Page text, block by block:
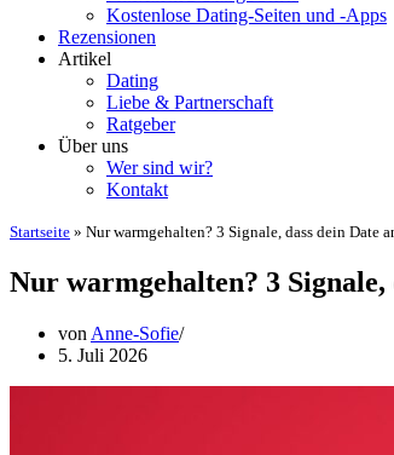
Kostenlose Dating-Seiten und -Apps
Rezensionen
Artikel
Dating
Liebe & Partnerschaft
Ratgeber
Über uns
Wer sind wir?
Kontakt
Startseite » Nur warmgehalten? 3 Signale, dass dein Date
Nur warmgehalten? 3
von Anne-Sofie
5. Juli 2026